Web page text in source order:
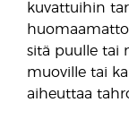
kuvattuihin
sitä puulle tai
muoville tai
aiheuttaa